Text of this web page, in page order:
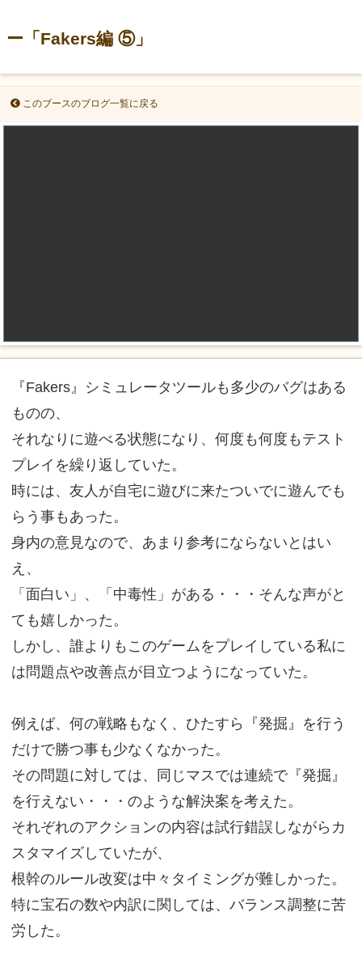
ー「Fakers編 ⑤」
このブースのブログ一覧に戻る
『Fakers』シミュレータツールも多少のバグはある
ものの、
それなりに遊べる状態になり、何度も何度もテスト
プレイを繰り返していた。
時には、友人が自宅に遊びに来たついでに遊んでも
らう事もあった。
身内の意見なので、あまり参考にならないとはい
え、
「面白い」、「中毒性」がある・・・そんな声がと
ても嬉しかった。
しかし、誰よりもこのゲームをプレイしている私に
は問題点や改善点が目立つようになっていた。
例えば、何の戦略もなく、ひたすら『発掘』を行う
だけで勝つ事も少なくなかった。
その問題に対しては、同じマスでは連続で『発掘』
を行えない・・・のような解決案を考えた。
それぞれのアクションの内容は試行錯誤しながらカ
スタマイズしていたが、
根幹のルール改変は中々タイミングが難しかった。
特に宝石の数や内訳に関しては、バランス調整に苦
労した。